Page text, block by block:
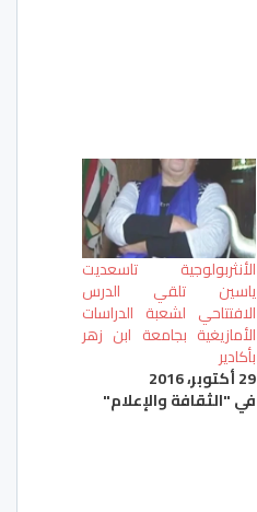
الأنثربولوجية تاسعديت
ياسين تلقي الدرس
الافتتاحي لشعبة الدراسات
الأمازيغية بجامعة ابن زهر
بأكادير
29 أكتوبر، 2016
في "الثقافة والإعلام"